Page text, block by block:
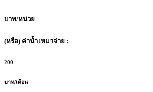
บาท/หน่วย
(หรือ) ค่าน้ำเหมาจ่าย :
200
บาท/เดือน